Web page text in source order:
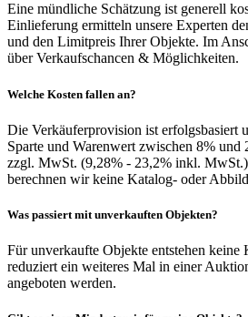
Eine mündliche Schätzung ist generell
Einlieferung ermitteln unsere Experten
und den Limitpreis Ihrer Objekte. Im
über Verkaufschancen & Möglichkeiten.
Welche Kosten fallen an?
Die Verkäuferprovision ist erfolgsbasiert
Sparte und Warenwert zwischen 8% und
zzgl. MwSt. (9,28% - 23,2% inkl.
berechnen wir keine Katalog- oder
Was passiert mit unverkauften Objekten?
Für unverkaufte Objekte entstehen keine
reduziert ein weiteres Mal in einer
angeboten werden.